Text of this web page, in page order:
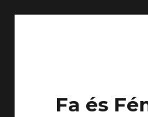
Fa és